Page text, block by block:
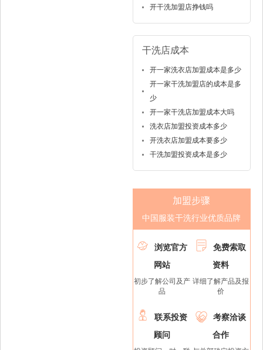
开干洗加盟店挣钱吗
干洗店成本
开一家洗衣店加盟成本是多少
开一家干洗加盟店的成本是多
少
开一家干洗店加盟成本大吗
洗衣店加盟投资成本多少
开洗衣店加盟成本要多少
干洗加盟投资成本是多少
加盟步骤
中国服装干洗行业优质品牌

浏览官方
网站
初步了解公司及产
品

免费索取
资料
详细了解产品及报
价

联系投资
顾问

考察洽谈
合作